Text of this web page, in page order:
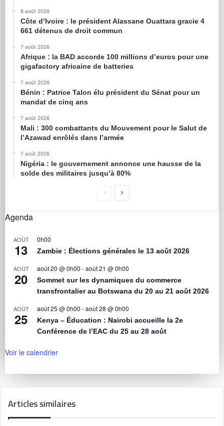
8 août 2026
Côte d’Ivoire : le président Alassane Ouattara gracie 4
661 détenus de droit commun
7 août 2026
Afrique : la BAD accorde 100 millions d’euros pour une
gigafactory africaine de batteries
7 août 2026
Bénin : Patrice Talon élu président du Sénat pour un
mandat de cinq ans
7 août 2026
Mali : 300 combattants du Mouvement pour le Salut de
l’Azawad enrôlés dans l’armée
7 août 2026
Nigéria : le gouvernement annonce une hausse de la
solde des militaires jusqu’à 80%
Agenda
AOÛT
13
0h00
Zambie : Élections générales le 13 août 2026
AOÛT
20
août 20 @ 0h00 -août 21 @ 0h00
Sommet sur les dynamiques du commerce
transfrontalier au Botswana du 20 au 21 août 2026
AOÛT
25
août 25 @ 0h00 -août 28 @ 0h00
Kenya – Éducation : Nairobi accueille la 2e
Conférence de l’EAC du 25 au 28 août
Voir le calendrier
Articles similaires